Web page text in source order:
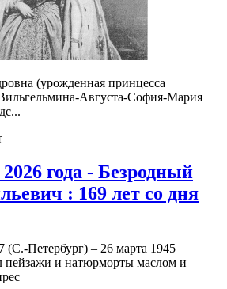
(урожденная принцесса
Августа-София-Мария
2026 года - Безродный
: 169 лет со дня
(С.-Петербург) – 26 марта 1945
пейзажи и натюрморты маслом и